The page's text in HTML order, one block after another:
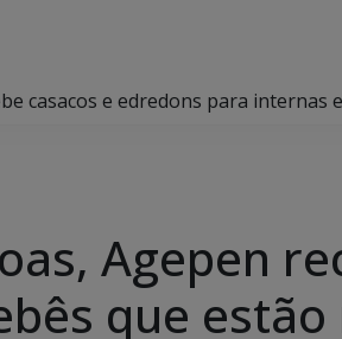
casacos e edredons para internas
Agepen
que